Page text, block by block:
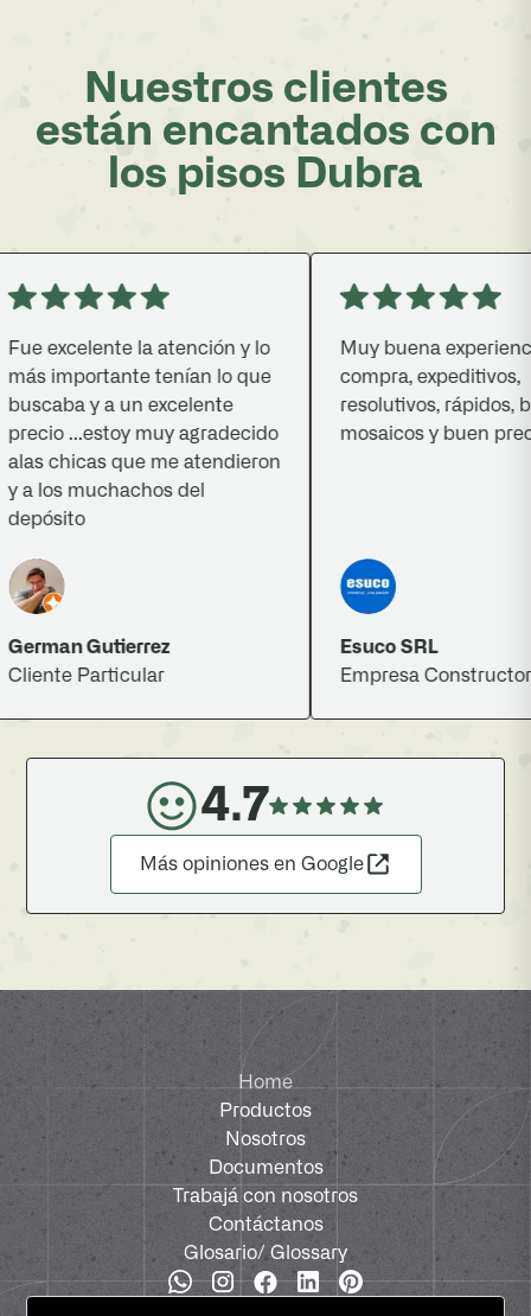
Nuestros clientes
están encantados con
los pisos Dubra
excelente la atención y lo
importante tenían lo que
y a un excelente
...estoy muy agradecido
chicas que me atendieron
los muchachos del
Gutierrez
Particular
Muy buena experiencia
compra, expeditivos,
resolutivos, rápidos,
mosaicos y buen precio.
Esuco SRL
Empresa Constructora
4.7
Más opiniones en Google
Home
Productos
Nosotros
Documentos
Trabajá con nosotros
Contáctanos
Glosario/ Glossary